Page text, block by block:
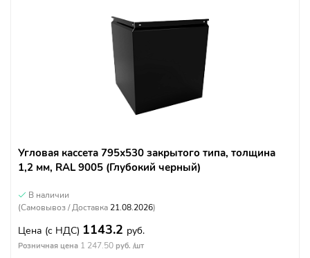
Угловая кассета 795х530 закрытого типа, толщина
1,2 мм, RAL 9005 (Глубокий черный)
В наличии
(Самовывоз / Доставка 21.08.2026)
Цена (с НДС) 1143.2 руб.
Розничная цена 1 247.50 руб. /шт